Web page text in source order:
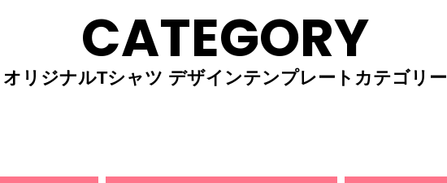
CATEGORY
オリジナルTシャツ デザインテンプレートカテゴリー